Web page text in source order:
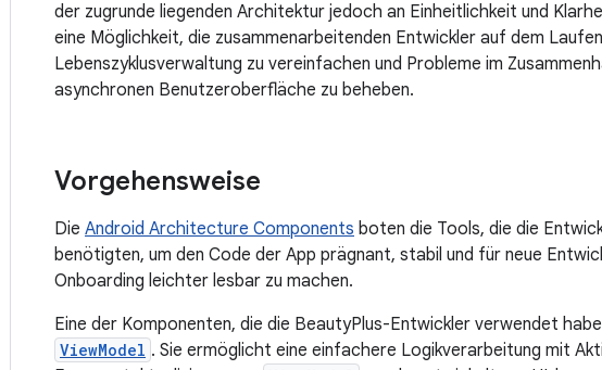
der zugrunde liegenden Architektur jedoch an Einheitlichkeit und
eine Möglichkeit, die zusammenarbeitenden Entwickler auf dem
Lebenszyklusverwaltung zu vereinfachen und Probleme im
asynchronen Benutzeroberfläche zu beheben.
Vorgehensweise
Die Android Architecture Components boten die Tools, die die
benötigten, um den Code der App prägnant, stabil und für neue
Onboarding leichter lesbar zu machen.
Eine der Komponenten, die die BeautyPlus-Entwickler verwendet
ViewModel . Sie ermöglicht eine einfachere Logikverarbeitung mit